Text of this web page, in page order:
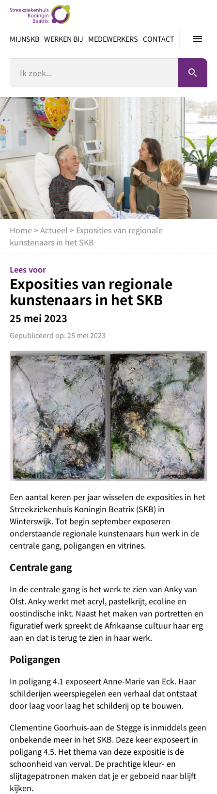
inhoud
menu
MIJNSKB WERKEN BIJ MEDEWERKERS CONTACT
search
Home >Actueel > Exposities van regionale
kunstenaars in het SKB
Lees voor
Exposities van regionale
kunstenaars in het SKB
25 mei 2023
Gepubliceerd op: 25 mei 2023
Een aantal keren per jaar wisselen de exposities in het
Streekziekenhuis Koningin Beatrix (SKB) in
Winterswijk. Tot begin september exposeren
onderstaande regionale kunstenaars hun werk in de
centrale gang, poligangen en vitrines.
Centrale gang
In de centrale gang is het werk te zien van Anky van
Olst. Anky werkt met acryl, pastelkrijt, ecoline en
oostindische inkt. Naast het maken van portretten en
figuratief werk spreekt de Afrikaanse cultuur haar erg
aan en dat is terug te zien in haar werk.
Poligangen
In poligang 4.1 exposeert Anne-Marie van Eck. Haar
schilderijen weerspiegelen een verhaal dat ontstaat
door laag voor laag het schilderij op te bouwen.
Clementine Goorhuis-aan de Stegge is inmiddels geen
onbekende meer in het SKB. Deze keer exposeert in
poligang 4.5. Het thema van deze expositie is de
schoonheid van verval. De prachtige kleur- en
slijtagepatronen maken dat je er geboeid naar blijft
kijken.